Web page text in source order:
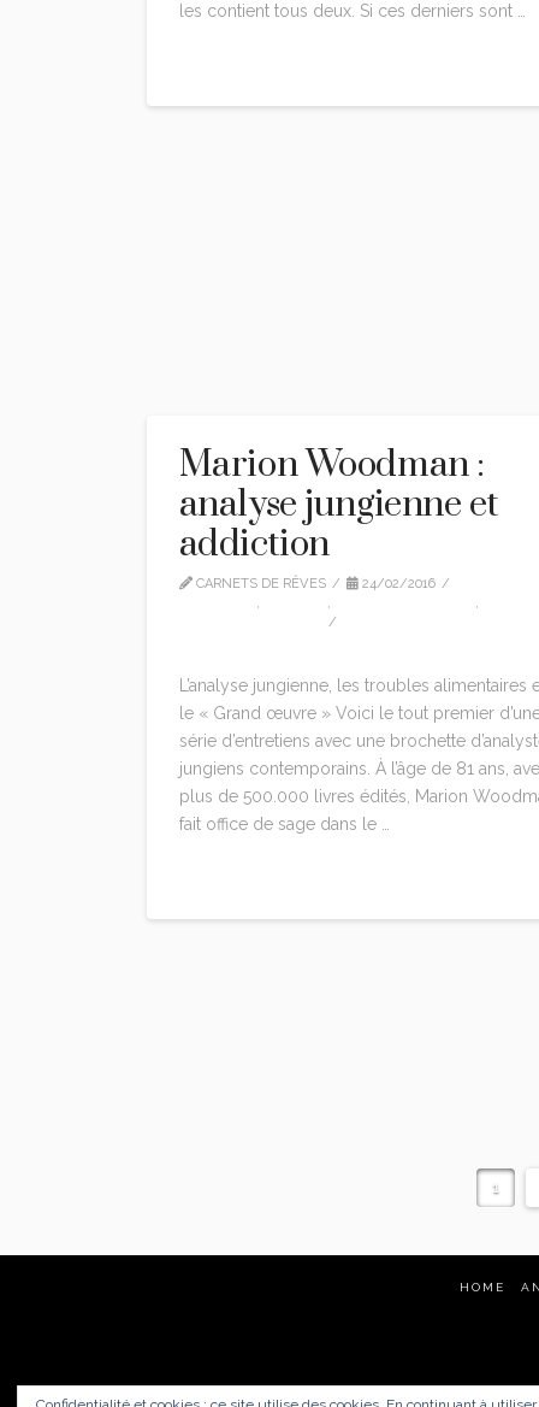
les contient tous deux. Si ces derniers sont …
Marion Woodman :
analyse jungienne et
addiction
CARNETS DE RÊVES
24/02/2016
, ,
,
L’analyse jungienne, les troubles alimentaires
le « Grand œuvre » Voici le tout premier
série d’entretiens avec une brochette
jungiens contemporains. À l’âge de 81 ans,
plus de 500.000 livres édités, Marion
fait office de sage dans le …
1
HOME